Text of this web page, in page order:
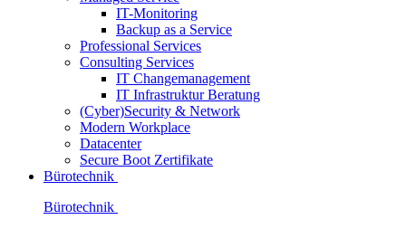
IT-Monitoring
Backup as a Service
Professional Services
Consulting Services
IT Changemanagement
IT Infrastruktur Beratung
(Cyber)Security & Network
Modern Workplace
Datacenter
Secure Boot Zertifikate
Bürotechnik
Bürotechnik